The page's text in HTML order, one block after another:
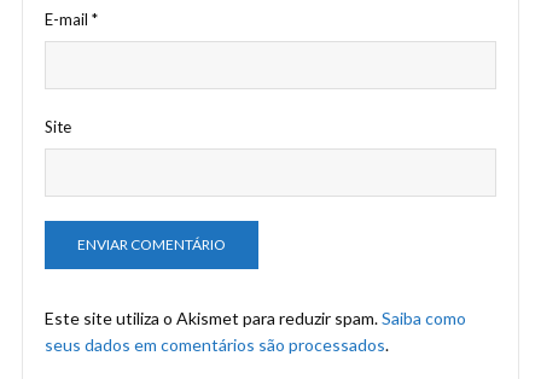
E-mail *
Site
Este site utiliza o Akismet para reduzir spam.Saiba como
seus dados em comentários são processados.